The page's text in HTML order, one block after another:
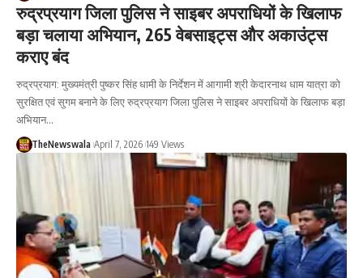
रुद्रप्रयाग जिला पुलिस ने साइबर अपराधियों के खिलाफ
बड़ा चलाया अभियान, 265 वेबसाइट्स और अकाउंट्स
कराए बंद
रुद्रप्रयाग: मुख्यमंत्री पुष्कर सिंह धामी के निर्देशन में आगामी श्री केदारनाथ धाम यात्रा को
सुरक्षित एवं सुगम बनाने के लिए रुद्रप्रयाग जिला पुलिस ने साइबर अपराधियों के खिलाफ बड़ा
अभियान…
TheNewswala April 7, 2026 149 Views